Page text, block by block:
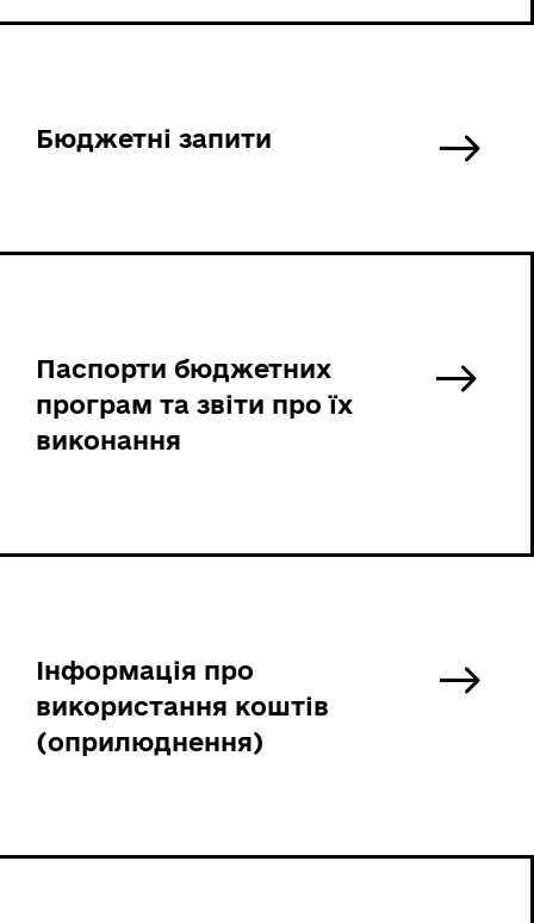
Бюджетні запити
Паспорти бюджетних
програм та звіти про їх
виконання
Інформація про
використання коштів
(оприлюднення)